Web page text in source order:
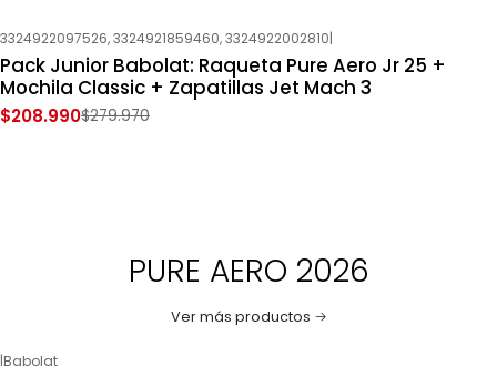
-25% OFF
Nuevo
3324922097526, 3324921859460, 3324922002810|
Pack Junior Babolat: Raqueta Pure Aero Jr 25 +
Mochila Classic + Zapatillas Jet Mach 3
$208.990$279.970
PURE AERO 2026
Ver más productos
|Babolat